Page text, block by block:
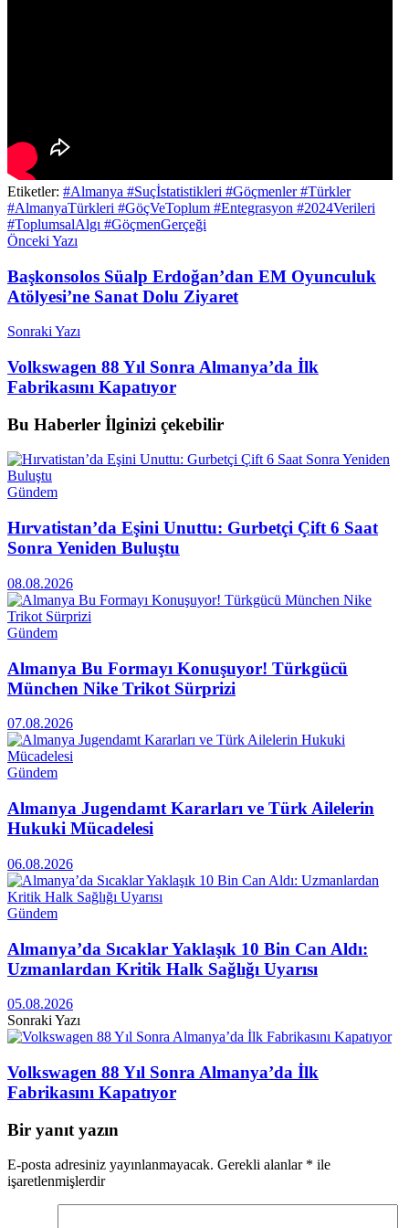
Etiketler: #Almanya #Suçİstatistikleri #Göçmenler #Türkler
#AlmanyaTürkleri #GöçVeToplum #Entegrasyon #2024Verileri
#ToplumsalAlgı #GöçmenGerçeği
Önceki Yazı
Başkonsolos Süalp Erdoğan’dan EM Oyunculuk
Atölyesi’ne Sanat Dolu Ziyaret
Sonraki Yazı
Volkswagen 88 Yıl Sonra Almanya’da İlk
Fabrikasını Kapatıyor
Bu Haberler İlginizi çekebilir
Gündem
Hırvatistan’da Eşini Unuttu: Gurbetçi Çift 6 Saat
Sonra Yeniden Buluştu
08.08.2026
Gündem
Almanya Bu Formayı Konuşuyor! Türkgücü
München Nike Trikot Sürprizi
07.08.2026
Gündem
Almanya Jugendamt Kararları ve Türk Ailelerin
Hukuki Mücadelesi
06.08.2026
Gündem
Almanya’da Sıcaklar Yaklaşık 10 Bin Can Aldı:
Uzmanlardan Kritik Halk Sağlığı Uyarısı
05.08.2026
Sonraki Yazı
Volkswagen 88 Yıl Sonra Almanya’da İlk
Fabrikasını Kapatıyor
Bir yanıt yazın
E-posta adresiniz yayınlanmayacak. Gerekli alanlar * ile
işaretlenmişlerdir